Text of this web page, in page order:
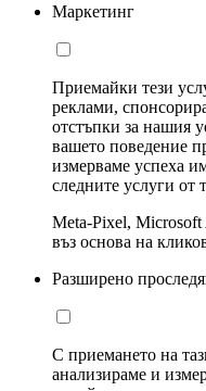
Маркетинг
Приемайки тези
реклами,
отстъпки за нашия
вашето поведение
измерваме успеха
следните услуги от
Meta-Pixel,
въз основа на
Разширено
С приемането на
анализираме и